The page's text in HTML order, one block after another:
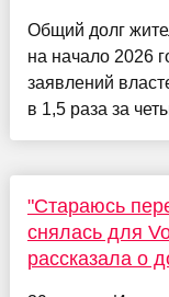
Общий долг
на начало 2026
заявлений
в 1,5 раза за
"Стараюсь
снялась для
рассказала о